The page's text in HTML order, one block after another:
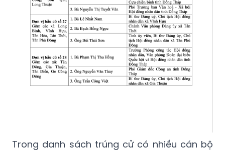
Trong danh sách trúng cử có nhiều cán bộ